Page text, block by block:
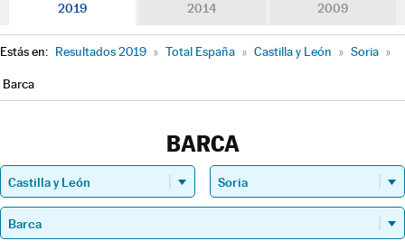
2019 2014 2009
Estás en: Resultados 2019 » Total España » Castilla y León » Soria »
Barca
BARCA